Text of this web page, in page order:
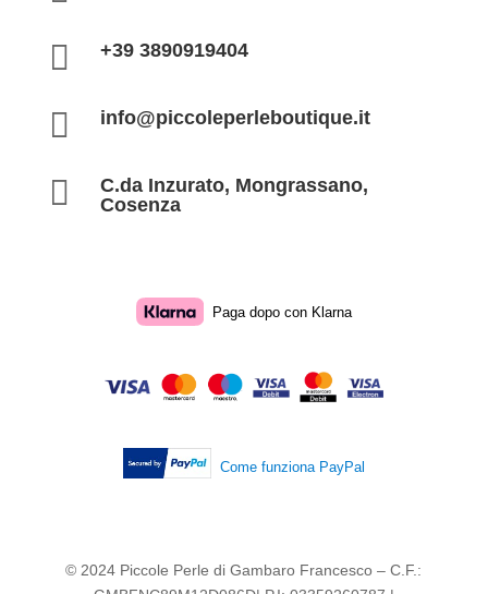
 +39 3890919404
 info@piccoleperleboutique.it

C.da Inzurato, Mongrassano,
Cosenza
Paga dopo con Klarna
Come funziona PayPal
© 2024 Piccole Perle di Gambaro Francesco – C.F.: